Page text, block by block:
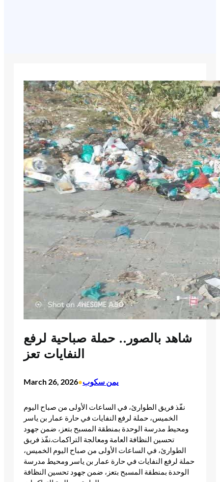
شاهد بالصور.. حملة صباحية لرفع
النفايات تعز
March 26, 2026•يمن سكوب
نفّذ فريق الطوارئ، في الساعات الأولى من صباح اليوم
الخميس، حملة لرفع النفايات في حارة عمار بن ياسر
ومحيط مدرسة الوحدة بمنطقة المسبح بتعز، ضمن جهود
تحسين النظافة العامة ومعالجة التراكمات.​نفّذ فريق
الطوارئ، في الساعات الأولى من صباح اليوم الخميس،
حملة لرفع النفايات في حارة عمار بن ياسر ومحيط مدرسة
الوحدة بمنطقة المسبح بتعز، ضمن جهود تحسين النظافة